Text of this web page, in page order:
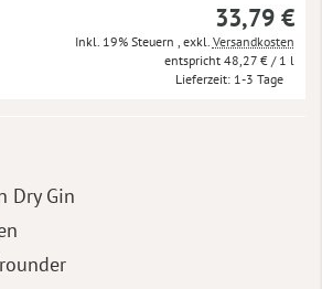
33,79 €
Inkl. 19% Steuern exkl. Versandkosten
48,27 € / 1 l
Lieferzeit 1-3 Tage
Dry Gin